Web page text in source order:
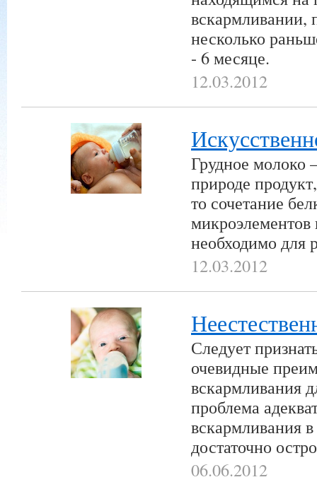
вскармливании,
несколько
- 6 месяце.
12.03.2012
Грудное
природе
то сочетание
микроэлементов
необходимо для
12.03.2012
Следует
очевидные
вскармливания
проблема
вскармливания
достаточно
06.06.2012